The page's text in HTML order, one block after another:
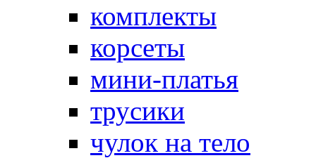
комплекты
корсеты
мини-платья
трусики
чулок на тело